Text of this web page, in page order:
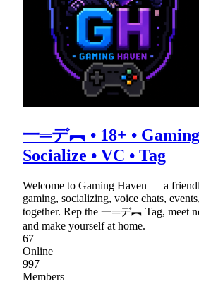
一═デ︻ • 18+ •
Socialize • VC • Tag
Welcome to Gaming Haven — a
gaming, socializing, voice chats,
together. Rep the 一═デ︻ Tag, meet
and make yourself at home.
67
Online
997
Members